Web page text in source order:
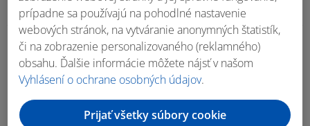
Obsah bočného panela
prípadne sa používajú na pohodlné nastavenie
webových stránok, na vytváranie anonymných štatistík,
či na zobrazenie personalizovaného (reklamného)
obsahu. Ďalšie informácie môžete nájsť v našom
Vyhlásení o ochrane osobných údajov.
Prijať všetky súbory cookie